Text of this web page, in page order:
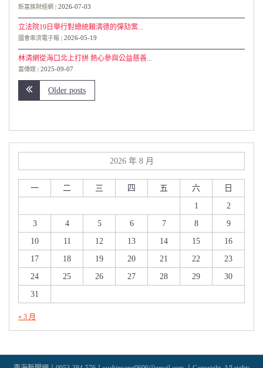
新富族財經網 2026-07-03
立法院19日舉行對總統賴清德的彈劾案...
國會串流電子報 2026-05-19
林清網從海口北上打拼 熱心參與公益慈善...
富傳媒 2025-09-07
Older posts
2026 年 8 月
一 二 三 四 五 六
日
1
2
3
4 5 6 7 8
9
10
11 12 13 14 15
16
17
18 19 20 21 22
23
24
25 26 27 28 29
30
31
« 3 月